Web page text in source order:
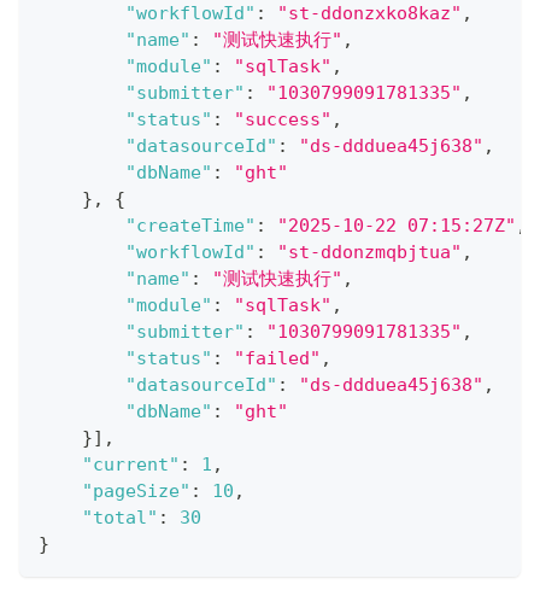
"workflowId" : "st-ddonzxko8kaz" ,
"name" : "测试快速执行" ,
"module" : "sqlTask" ,
"submitter" : "1030799091781335" ,
"status" : "success" ,
"datasourceId" : "ds-ddduea45j638" ,
"dbName" :
"ght"
} ,
{
"createTime" : "2025-10-22 07:15:27Z" ,
"workflowId" : "st-ddonzmqbjtua" ,
"name" : "测试快速执行" ,
"module" : "sqlTask" ,
"submitter" : "1030799091781335" ,
"status" : "failed" ,
"datasourceId" : "ds-ddduea45j638" ,
"dbName" :
"ght"
}] ,
"current" : 1 ,
"pageSize" : 10 ,
"total" :
30
}